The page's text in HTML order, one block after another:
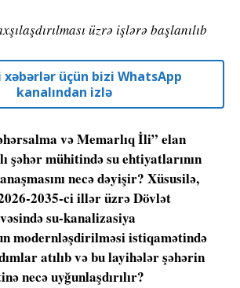
üzrə işlərə başlanılıb
xəbərlər üçün bizi WhatsApp
kanalından izlə
və Memarlıq İli” elan
şəhər mühitində su ehtiyatlarının
necə dəyişir? Xüsusilə,
2035-ci illər üzrə Dövlət
su-kanalizasiya
modernləşdirilməsi istiqamətində
atılıb və bu layihələr şəhərin
necə uyğunlaşdırılır?